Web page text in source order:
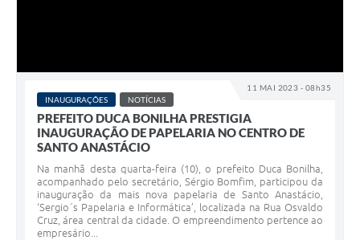
11 MAI 2023 - 08h35
INAUGURAÇÕES NOTÍCIAS
PREFEITO DUCA BONILHA PRESTIGIA
INAUGURAÇÃO DE PAPELARIA NO CENTRO DE
SANTO ANASTÁCIO
Na manhã desta quarta-feira (10), o prefeito Duca Bonilha,
acompanhado pelo secretário, Sérgio Bomfim, participou da
inauguração da mais nova papelaria de Santo Anastácio,
‘Sergio´s Papelaria e Informática’, localizada na Rua Osvaldo
Cruz, área central da cidade. O empreendimento pertence ao
empresário...